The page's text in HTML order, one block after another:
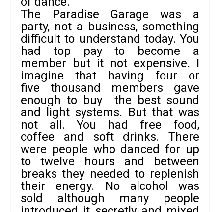
The Paradise Garage was a
party, not a business, something
difficult to understand today. You
had top pay to become a
member but it not expensive. I
imagine that having four or
five thousand members gave
enough to buy the best sound
and light systems. But that was
not all. You had free food,
coffee and soft drinks. There
were people who danced for up
to twelve hours and between
breaks they needed to replenish
their energy. No alcohol was
sold although many people